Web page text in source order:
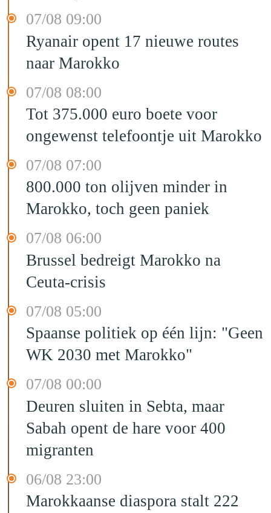
07/08 09:00
Ryanair opent 17 nieuwe routes
naar Marokko
07/08 08:00
Tot 375.000 euro boete voor
ongewenst telefoontje uit Marokko
07/08 07:00
800.000 ton olijven minder in
Marokko, toch geen paniek
07/08 06:00
Brussel bedreigt Marokko na
Ceuta-crisis
07/08 05:00
Spaanse politiek op één lijn: "Geen
WK 2030 met Marokko"
07/08 00:00
Deuren sluiten in Sebta, maar
Sabah opent de hare voor 400
migranten
06/08 23:00
Marokkaanse diaspora stalt 222